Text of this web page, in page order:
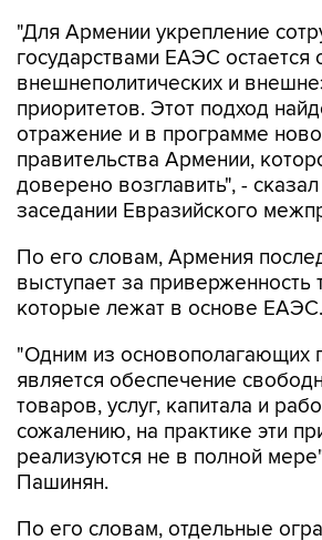
"Для Армении укрепление
государствами ЕАЭС остается
внешнеполитических и
приоритетов. Этот подход
отражение и в программе
правительства Армении,
доверено возглавить", -
заседании Евразийского
По его словам, Армения
выступает за приверженность
которые лежат в основе ЕАЭС.
"Одним из основополагающих
является обеспечение
товаров, услуг, капитала и
сожалению, на практике эти
реализуются не в полной
Пашинян.
По его словам, отдельные